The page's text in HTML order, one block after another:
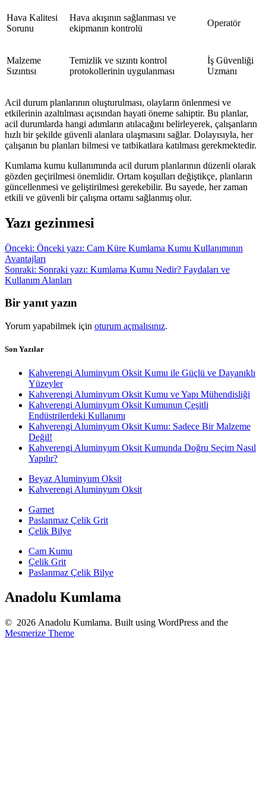
Hava Kalitesi
Sorunu
Hava akışının sağlanması ve
ekipmanın kontrolü
Operatör
Malzeme
Sızıntısı
Temizlik ve sızıntı kontrol
protokollerinin uygulanması
İş Güvenliği
Uzmanı
Acil durum planlarının oluşturulması, olayların önlenmesi ve
etkilerinin azaltılması açısından hayati öneme sahiptir. Bu planlar,
acil durumlarda hangi adımların atılacağını belirleyerek, çalışanların
hızlı bir şekilde güvenli alanlara ulaşmasını sağlar. Dolayısıyla, her
çalışanın bu planları bilmesi ve tatbikatlara katılması gerekmektedir.
Kumlama kumu kullanımında acil durum planlarının düzenli olarak
gözden geçirilmesi önemlidir. Ortam koşulları değiştikçe, planların
güncellenmesi ve geliştirilmesi gerekebilir. Bu sayede, her zaman
etkili ve güvenli bir çalışma ortamı sağlanmış olur.
Yazı gezinmesi
Önceki: Önceki yazı: Cam Küre Kumlama Kumu Kullanımının
Avantajları
Sonraki: Sonraki yazı: Kumlama Kumu Nedir? Faydaları ve
Kullanım Alanları
Bir yanıt yazın
Yorum yapabilmek için oturum açmalısınız.
Son Yazılar
Kahverengi Aluminyum Oksit Kumu ile Güçlü ve Dayanıklı
Yüzeyler
Kahverengi Aluminyum Oksit Kumu ve Yapı Mühendisliği
Kahverengi Aluminyum Oksit Kumunun Çeşitli
Endüstrilerdeki Kullanımı
Kahverengi Aluminyum Oksit Kumu: Sadece Bir Malzeme
Değil!
Kahverengi Aluminyum Oksit Kumunda Doğru Seçim Nasıl
Yapılır?
Beyaz Aluminyum Oksit
Kahverengi Aluminyum Oksit
Garnet
Paslanmaz Çelik Grit
Çelik Bilye
Cam Kumu
Çelik Grit
Paslanmaz Çelik Bilye
Anadolu Kumlama
© 2026 Anadolu Kumlama. Built using WordPress and the
Mesmerize Theme